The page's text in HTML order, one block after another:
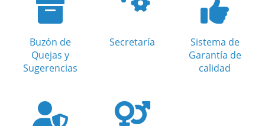
Buzón de
Quejas y
Sugerencias
Secretaría
Sistema de
Garantía de
calidad